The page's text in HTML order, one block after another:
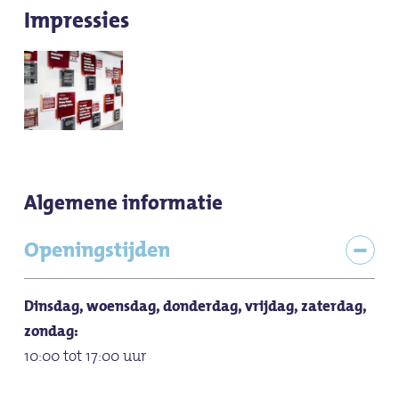
Impressies
Algemene informatie
Openingstijden
Dinsdag, woensdag, donderdag, vrijdag, zaterdag,
zondag:
10:00 tot 17:00 uur